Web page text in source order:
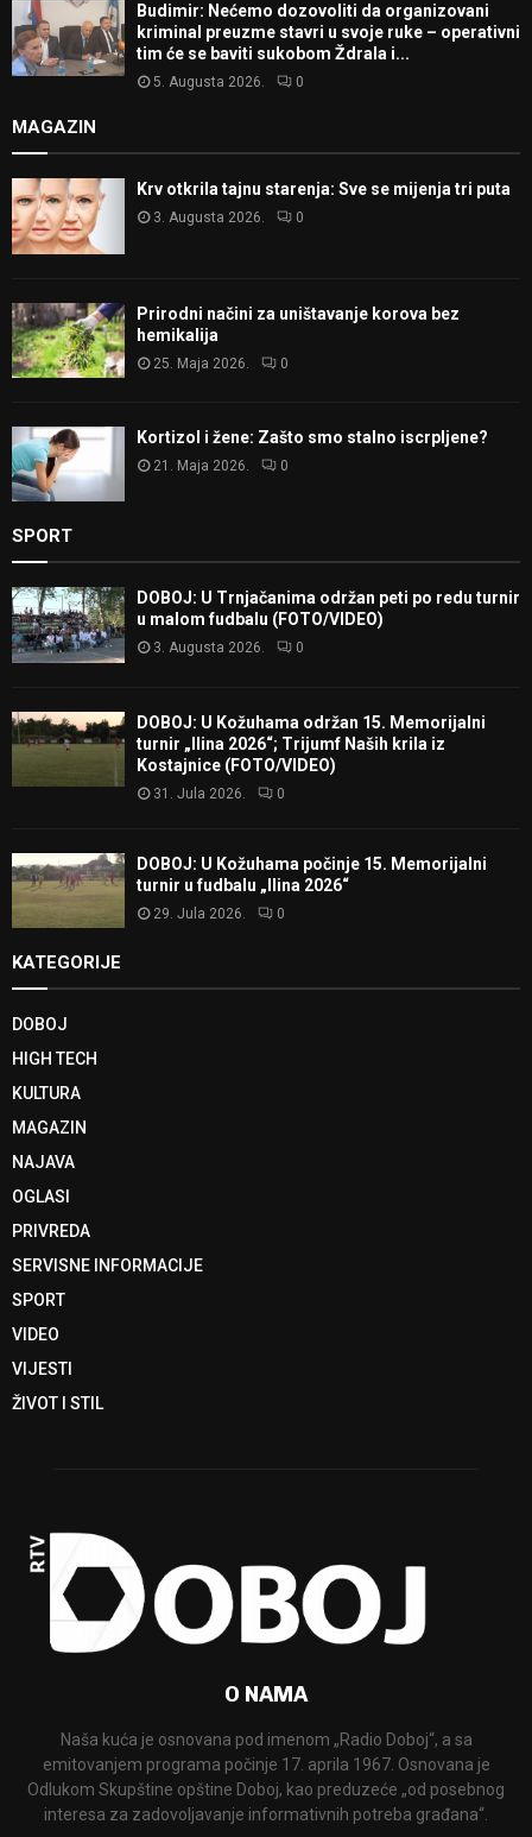
Budimir: Nećemo dozovoliti da organizovani
kriminal preuzme stavri u svoje ruke – operativni
tim će se baviti sukobom Ždrala i...
5. Augusta 2026. 0
MAGAZIN
Krv otkrila tajnu starenja: Sve se mijenja tri puta
3. Augusta 2026. 0
Prirodni načini za uništavanje korova bez
hemikalija
25. Maja 2026. 0
Kortizol i žene: Zašto smo stalno iscrpljene?
21. Maja 2026. 0
SPORT
DOBOJ: U Trnjačanima održan peti po redu turnir
u malom fudbalu (FOTO/VIDEO)
3. Augusta 2026. 0
DOBOJ: U Kožuhama održan 15. Memorijalni
turnir „Ilina 2026“; Trijumf Naših krila iz
Kostajnice (FOTO/VIDEO)
31. Jula 2026. 0
DOBOJ: U Kožuhama počinje 15. Memorijalni
turnir u fudbalu „Ilina 2026“
29. Jula 2026. 0
KATEGORIJE
DOBOJ
HIGH TECH
KULTURA
MAGAZIN
NAJAVA
OGLASI
PRIVREDA
SERVISNE INFORMACIJE
SPORT
VIDEO
VIJESTI
ŽIVOT I STIL
O NAMA
Naša kuća je osnovana pod imenom „Radio Doboj“, a sa
emitovanjem programa počinje 17. aprila 1967. Osnovana je
Odlukom Skupštine opštine Doboj, kao preduzeće „od posebnog
interesa za zadovoljavanje informativnih potreba građana“.